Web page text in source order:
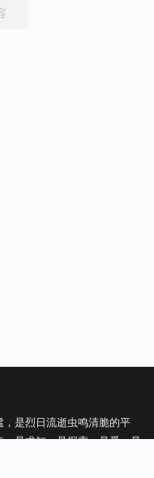
是烈日流逝虫鸣清脆的平
是求知，是探索，是爱，是